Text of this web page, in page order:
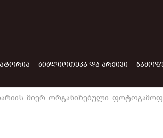
ᲑᲘᲑᲚᲘᲝᲗᲔᲙᲐ ᲓᲐ ᲐᲠᲥᲘᲕᲘ
მიერ ორგანიზებული